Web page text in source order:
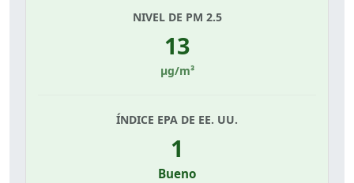
NIVEL DE PM 2.5
13
µg/m³
ÍNDICE EPA DE EE. UU.
1
Bueno